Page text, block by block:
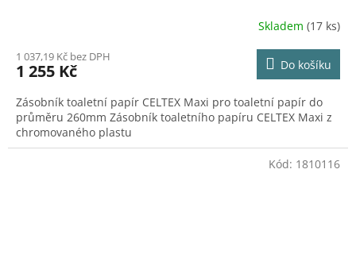
Skladem (17 ks)
1 037,19 Kč bez DPH
1 255 Kč Do košíku
Zásobník toaletní papír CELTEX Maxi pro toaletní papír do
průměru 260mm Zásobník toaletního papíru CELTEX Maxi z
chromovaného plastu
Kód: 1810116